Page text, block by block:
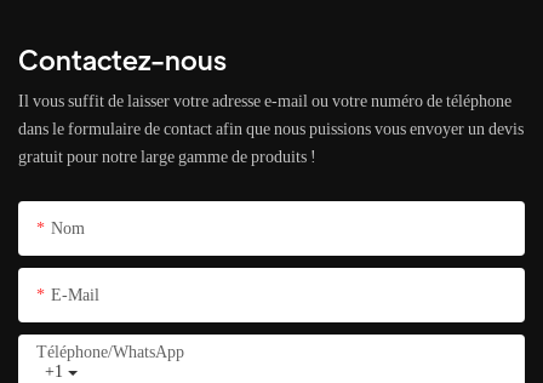
Contactez-nous
Il vous suffit de laisser votre adresse e-mail ou votre numéro de téléphone
dans le formulaire de contact afin que nous puissions vous envoyer un devis
gratuit pour notre large gamme de produits !
Nom
E-Mail
+1
Téléphone/WhatsApp